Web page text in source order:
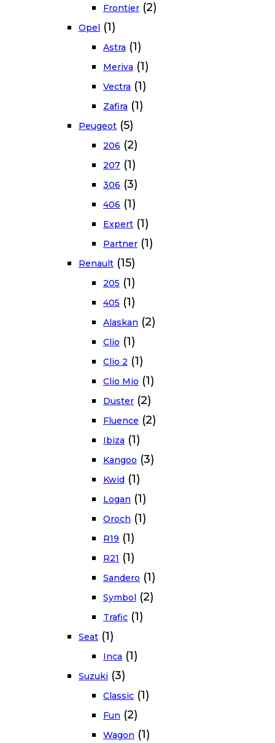
Frontier (2)
Opel (1)
Astra (1)
Meriva (1)
Vectra (1)
Zafira (1)
Peugeot (5)
206 (2)
207 (1)
306 (3)
406 (1)
Expert (1)
Partner (1)
Renault (15)
205 (1)
405 (1)
Alaskan (2)
Clio (1)
Clio 2 (1)
Clio Mio (1)
Duster (2)
Fluence (2)
Ibiza (1)
Kangoo (3)
Kwid (1)
Logan (1)
Oroch (1)
R19 (1)
R21 (1)
Sandero (1)
Symbol (2)
Trafic (1)
Seat (1)
Inca (1)
Suzuki (3)
Classic (1)
Fun (2)
Wagon (1)